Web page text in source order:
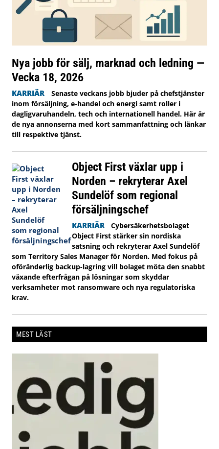
Nya jobb för sälj, marknad och ledning —
Vecka 18, 2026
KARRIÄR
Senaste veckans jobb bjuder på chefstjänster
inom försäljning, e‑handel och energi samt roller i
dagligvaruhandeln, tech och internationell handel. Här är
de nya annonserna med kort sammanfattning och länkar
till respektive tjänst.
Object First växlar upp i
Norden – rekryterar Axel
Sundelöf som regional
försäljningschef
KARRIÄR
Cybersäkerhetsbolaget
Object First stärker sin nordiska
satsning och rekryterar Axel Sundelöf
som Territory Sales Manager för Norden. Med fokus på
oföränderlig backup-lagring vill bolaget möta den snabbt
växande efterfrågan på lösningar som skyddar
verksamheter mot ransomware och nya regulatoriska
krav.
MEST LÄST